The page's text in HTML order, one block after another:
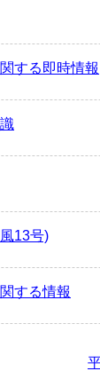
する即時情報
13号)
する情報